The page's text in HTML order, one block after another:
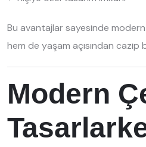
Bu avantajlar sayesinde modern
hem de yaşam açısından cazip
Modern